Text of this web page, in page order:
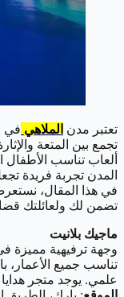
تعتبر مدن الملاهي في
تجمع بين المتعة
ألعاب تناسب الأطفال
المدن تجربة فريدة
في هذا المقال،
تضمن لك ولعائلتك
ماجيك بلانيت
وجهة ترفيهية مميزة في
تناسب جميع الأعمار،
علمي. يوجد متجر